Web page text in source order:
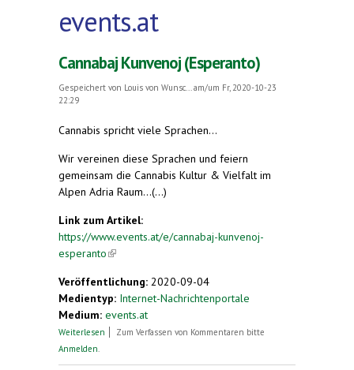
events.at
Cannabaj Kunvenoj (Esperanto)
Gespeichert von Louis von Wunsc...
am/um Fr, 2020-10-23
22:29
Cannabis spricht viele Sprachen...
Wir vereinen diese Sprachen und feiern
gemeinsam die Cannabis Kultur & Vielfalt im
Alpen Adria Raum...(...)
Link zum Artikel:
https://www.events.at/e/cannabaj-kunvenoj-
esperanto(link is external)
Veröffentlichung: 2020-09-04
Medientyp: Internet-Nachrichtenportale
Medium: events.at
Weiterlesen über Cannabaj Kunvenoj (Esperanto)
Zum Verfassen von Kommentaren bitte
Anmelden